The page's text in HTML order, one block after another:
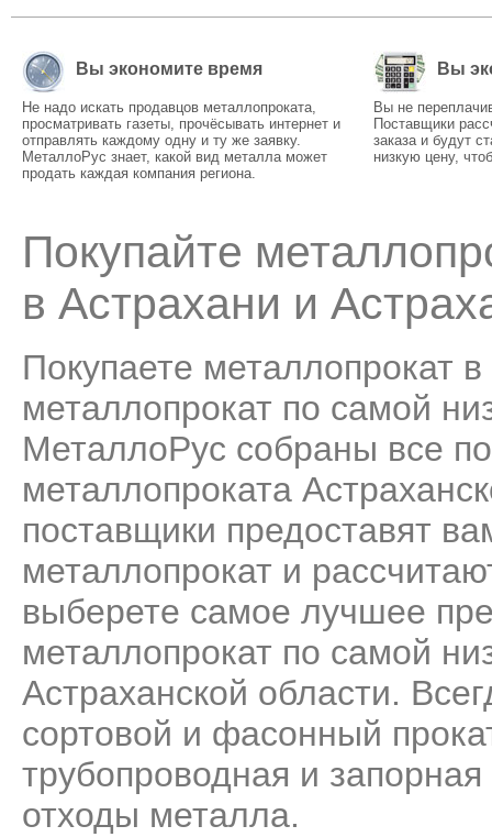
Вы экономите время
Не надо искать продавцов металлопроката,
просматривать газеты, прочёсывать интернет и
отправлять каждому одну и ту же заявку.
МеталлоРус знает, какой вид металла может
продать каждая компания региона.
Вы
Вы не
Поставщики
заказа и будут
низкую цену,
Покупайте
в Астрахани и
Покупаете металлопрокат
металлопрокат по самой
МеталлоРус собраны все
металлопроката
поставщики предоставят
металлопрокат и
выберете самое лучшее
металлопрокат по самой
Астраханской области.
сортовой и фасонный
трубопроводная и
отходы металла.